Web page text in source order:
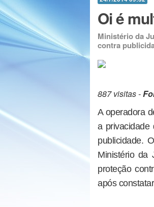
Oi é
Ministério da
contra
887 visitas -
A operadora
a privacidade
publicidade.
Ministério da
proteção
após